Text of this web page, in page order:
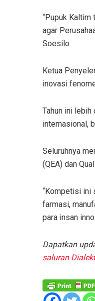
“Pupuk
agar
Soesilo.
Ketua
inovasi
Tahun ini
internasional,
Seluruhnya
(QEA) dan
“Kompetisi ini
farmasi,
para insan
Dapatkan
saluran